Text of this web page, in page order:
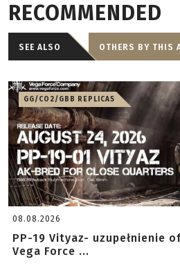
RECOMMENDED
SEE ALSO OTHERS BY THIS
GG/CO2/GBB REPLICAS
08.08.2026
PP-19 Vityaz- uzupełnienie
Vega Force ...